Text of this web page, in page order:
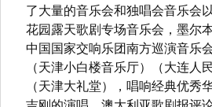
了大量的音乐会和独唱会音乐会
花园露天歌剧专场音乐会，墨尔
中国国家交响乐团南方巡演音乐
（天津小白楼音乐厅）（大连
（天津大礼堂），唱响经典优